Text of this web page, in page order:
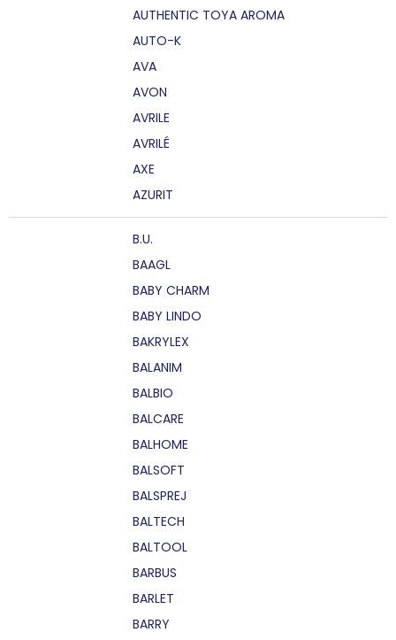
AUTHENTIC TOYA AROMA
AUTO-K
AVA
AVON
AVRILE
AVRILÉ
AXE
AZURIT
B.U.
BAAGL
BABY CHARM
BABY LINDO
BAKRYLEX
BALANIM
BALBIO
BALCARE
BALHOME
BALSOFT
BALSPREJ
BALTECH
BALTOOL
BARBUS
BARLET
BARRY